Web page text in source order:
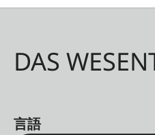
DAS
言語